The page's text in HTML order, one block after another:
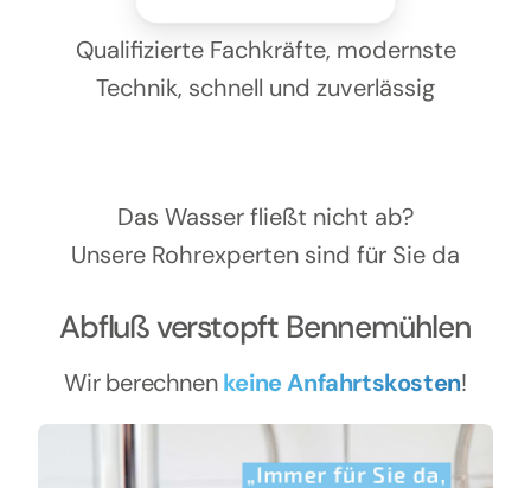
Qualifizierte Fachkräfte, modernste
Technik, schnell und zuverlässig
Das Wasser fließt nicht ab?
Unsere Rohrexperten sind für Sie da
Abfluß verstopft Bennemühlen
Wir berechnenkeine Anfahrtskosten!